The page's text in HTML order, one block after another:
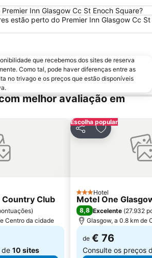
ParkInn Glasgow Cc St Enoch Square?
estão perto do Premier Inn Glasgow Cc St
que recebemos dos sites de reserva
Como tal, pode haver diferenças entre as
no trivago e os preços que estão disponíveis
melhor avaliação em
favoritos
Country Club
)
Centro da cidade
de 10 sites
Escolha popular
PartilharAdicionar
3 Estrelas
Hotel
Motel One
8,8 Excelente (27.932
Glasgow, a 0.8 km de
de € 76
Consulte os preços